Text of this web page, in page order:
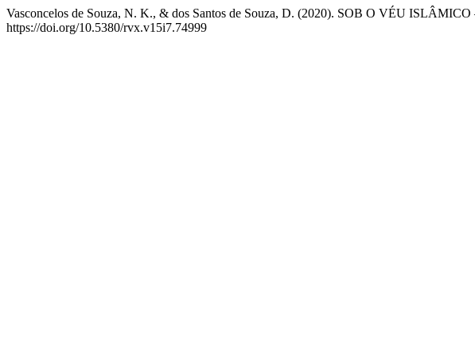
Vasconcelos de Souza, N. K., & dos Santos de Souza, D. (2020). SOB O VÉU
https://doi.org/10.5380/rvx.v15i7.74999